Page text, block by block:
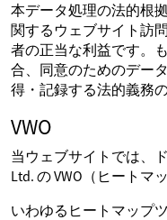
本データ処理の法的根
関するウェブサイト訪
者の正当な利益です。
合、同意のためのデー
得・記録する法的義務
VWO
当ウェブサイトでは、
Ltd. の VWO（ヒートマ
いわゆるヒートマップ